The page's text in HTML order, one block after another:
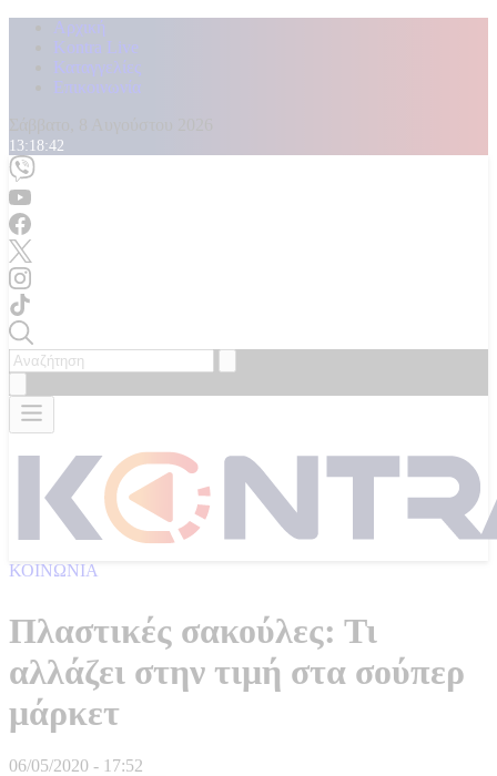
Αρχική
Kontra Live
Καταγγελίες
Επικοινωνία
13:18:44
ΚΟΙΝΩΝΙΑ
Πλαστικές σακούλες: Τι
αλλάζει στην τιμή στα σούπερ
μάρκετ
06/05/2020 - 17:52